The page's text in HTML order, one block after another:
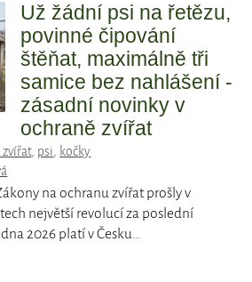
Už žádní psi na řetězu,
povinné čipování
štěňat, maximálně tři
samice bez nahlášení -
zásadní novinky v
ochraně zvířat
zvířat, psi, kočky
na ochranu zvířat prošly v
největší revolucí za poslední
2026 platí v Česku…